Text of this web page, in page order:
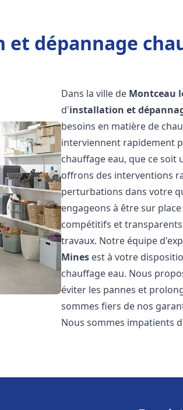
dépannage
Dans la ville de Montceau
d'installation et
besoins en matière de
interviennent rapidement
chauffage eau, que ce
offrons des interventions
perturbations dans votre
engageons à être sur
compétitifs et
travaux. Notre équipe
Mines est à votre
chauffage eau. Nous
éviter les pannes et
sommes fiers de nos
Nous sommes impatients